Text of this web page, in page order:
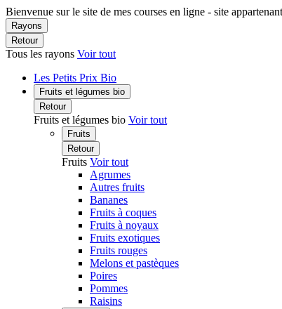
Bienvenue sur le site de mes courses en ligne - site
Rayons
Retour
Tous les rayons Voir tout
Les Petits Prix Bio
Fruits et légumes bio
Retour
Fruits et légumes bio Voir tout
Fruits
Retour
Fruits Voir tout
Agrumes
Autres fruits
Bananes
Fruits à coques
Fruits à noyaux
Fruits exotiques
Fruits rouges
Melons et pastèques
Poires
Pommes
Raisins